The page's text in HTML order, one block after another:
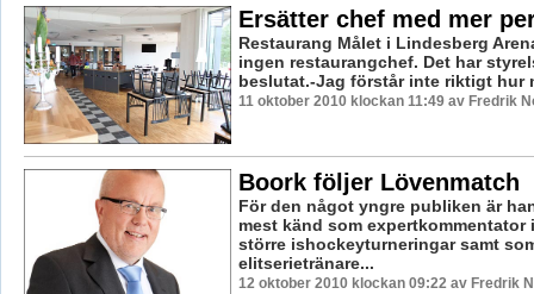
Ersätter chef med mer
Restaurang Målet i Lindesberg
ingen restaurangchef. Det har
beslutat.-Jag förstår inte riktigt hur
11 oktober 2010 klockan 11:49 av Fredrik
Boork följer Lövenmatch
För den något yngre publiken är
mest känd som expertkommentator
större ishockeyturneringar samt
elitserietränare...
12 oktober 2010 klockan 09:22 av Fredrik